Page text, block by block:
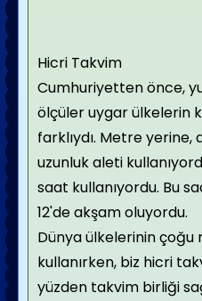
Hicri Takvim
Cumhuriyetten önce,
ölçüler uygar ülkelerin
farklıydı. Metre yerine,
uzunluk aleti
saat kullanıyordu. Bu
12'de akşam oluyordu.
Dünya ülkelerinin çoğu
kullanırken, biz hicri
yüzden takvim birliği